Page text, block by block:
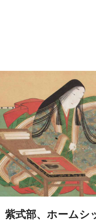
紫式部、ホームシ